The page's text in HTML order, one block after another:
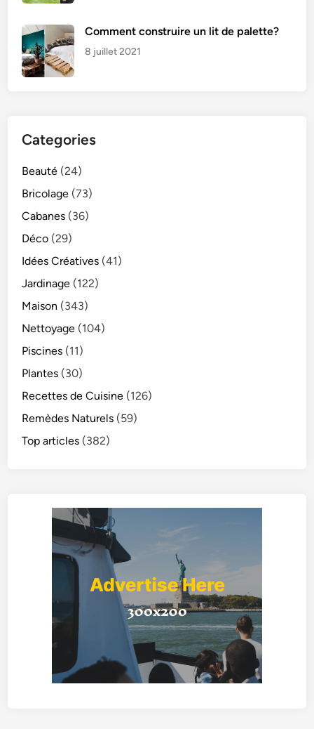
Comment construire un lit de palette?
8 juillet 2021
Categories
Beauté (24)
Bricolage (73)
Cabanes (36)
Déco (29)
Idées Créatives (41)
Jardinage (122)
Maison (343)
Nettoyage (104)
Piscines (11)
Plantes (30)
Recettes de Cuisine (126)
Remèdes Naturels (59)
Top articles (382)